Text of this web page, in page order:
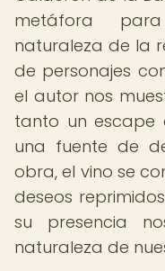
metáfora
naturaleza de la
de personajes
el autor nos
tanto un
una fuente de
obra, el vino se
deseos
su presencia
naturaleza de